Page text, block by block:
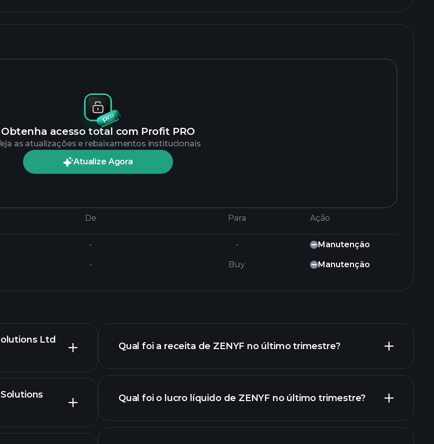
Obtenha acesso total com Profit PRO
as atualizações e rebaixamentos institucionais
Atualize Agora
De Para Ação
- - Manutenção
- Buy Manutenção
Ltd
avançado
Qual foi a receita de ZENYF no último trimestre?
relatórios financeiros de ZENYF
Qual foi o lucro líquido de ZENYF no último trimestre?